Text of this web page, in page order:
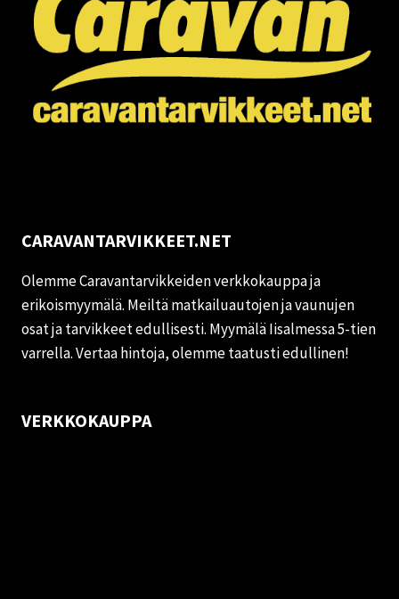
CARAVANTARVIKKEET.NET
Olemme Caravantarvikkeiden verkkokauppa ja
erikoismyymälä. Meiltä matkailuautojen ja vaunujen
osat ja tarvikkeet edullisesti. Myymälä Iisalmessa 5-tien
varrella. Vertaa hintoja, olemme taatusti edullinen!
VERKKOKAUPPA